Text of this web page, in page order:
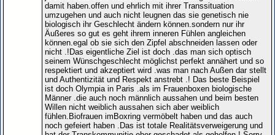
damit haben.offen und ehrlich mit ihrer Transsituation
umzugehen und auch nicht leugnen das sie genetisch nie
biologisch ihr Geschlecht ändern können.sondern nur ihr
Äußeres so gut es geht ihrem inneren Fühlen angleichen
können.egal ob sie sich den Zipfel abschneiden lassen oder
nicht .!Das eigentliche Ziel ist doch .das man sich optisch
seinem Wünschgeschlecht möglichst perfekt annähert und so
respektiert und akzeptiert wird .was man nach Außen dar stellt
und Authentizität und Respekt anstrebt .! Das beste Beispiel
ist doch Olympia in Paris .als im Frauenboxen biologische
Männer .die auch noch männlich aussahen und beim besten
Willen nicht weiblich aussahen sich aber weiblich
fühlen.Biofrauen imBoxring vermöbelt haben und das auch
noch gefeiert haben .Das ist totale Realitätsverweigerung und